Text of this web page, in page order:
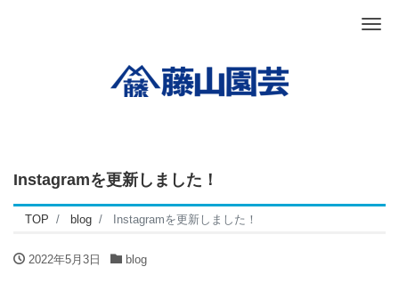
Instagramを更新しました！
TOP blog Instagramを更新しました！
2022年5月3日 blog